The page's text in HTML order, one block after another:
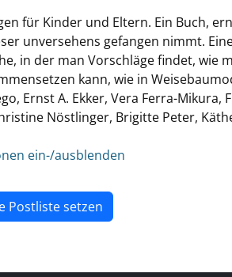
für Kinder und Eltern. Ein Buch,
unversehens gefangen nimmt.
in der man Vorschläge findet, wie
kann, wie in
Ernst A. Ekker, Vera Ferra-
Nöstlinger, Brigitte Peter,
ein-/ausblenden
Postliste setzen